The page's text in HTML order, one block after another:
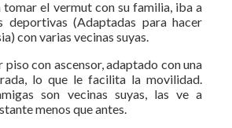
tomar el vermut con su familia, iba a
deportivas (Adaptadas para hacer
con varias vecinas suyas.
piso con ascensor, adaptado con una
lo que le facilita la movilidad.
son vecinas suyas, las ve a
menos que antes.